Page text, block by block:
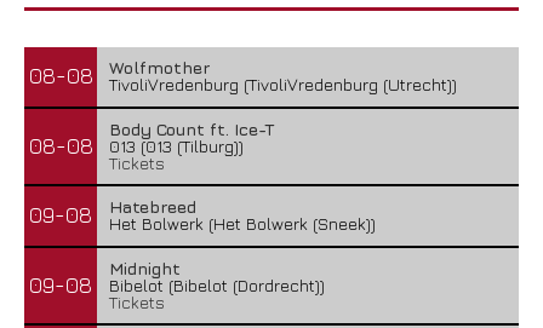
08-08
Wolfmother
TivoliVredenburg (TivoliVredenburg (Utrecht))
08-08
Body Count ft. Ice-T
013 (013 (Tilburg))
Tickets
09-08
Hatebreed
Het Bolwerk (Het Bolwerk (Sneek))
09-08
Midnight
Bibelot (Bibelot (Dordrecht))
Tickets